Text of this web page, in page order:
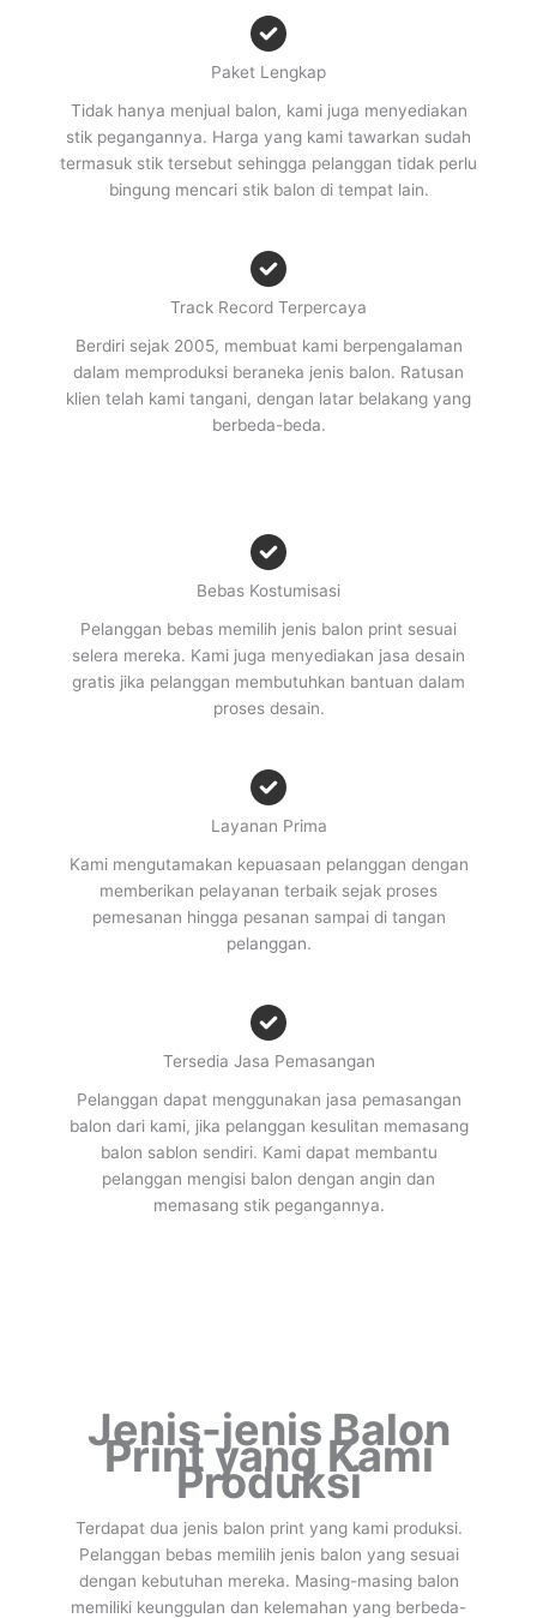
Paket Lengkap
Tidak hanya menjual balon, kami juga menyediakan
stik pegangannya. Harga yang kami tawarkan sudah
termasuk stik tersebut sehingga pelanggan tidak perlu
bingung mencari stik balon di tempat lain.
Track Record Terpercaya
Berdiri sejak 2005, membuat kami berpengalaman
dalam memproduksi beraneka jenis balon. Ratusan
klien telah kami tangani, dengan latar belakang yang
berbeda-beda.
Bebas Kostumisasi
Pelanggan bebas memilih jenis balon print sesuai
selera mereka. Kami juga menyediakan jasa desain
gratis jika pelanggan membutuhkan bantuan dalam
proses desain.
Layanan Prima
Kami mengutamakan kepuasaan pelanggan dengan
memberikan pelayanan terbaik sejak proses
pemesanan hingga pesanan sampai di tangan
pelanggan.
Tersedia Jasa Pemasangan
Pelanggan dapat menggunakan jasa pemasangan
balon dari kami, jika pelanggan kesulitan memasang
balon sablon sendiri. Kami dapat membantu
pelanggan mengisi balon dengan angin dan
memasang stik pegangannya.
Jenis-jenis Balon
Print yang Kami
Produksi
Terdapat dua jenis balon print yang kami produksi.
Pelanggan bebas memilih jenis balon yang sesuai
dengan kebutuhan mereka. Masing-masing balon
memiliki keunggulan dan kelemahan yang berbeda-